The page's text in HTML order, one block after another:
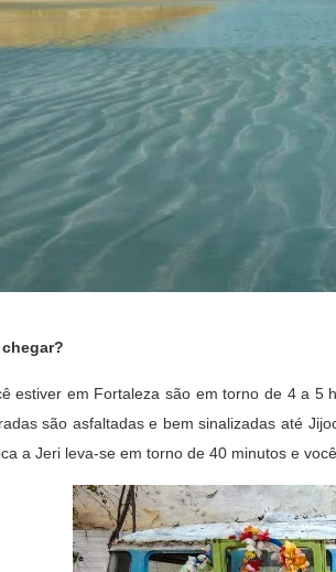
estiver em Fortaleza são em torno de 4 a 5
são asfaltadas e bem sinalizadas até
a Jeri leva-se em torno de 40 minutos e